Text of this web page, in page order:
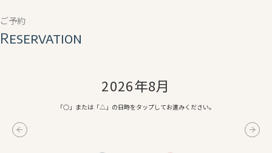
Reservation
ご予約
2026年8月
「○」または「△」の日時をタップしてお進みください。